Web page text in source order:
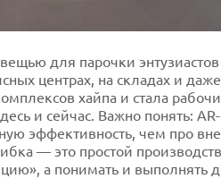
для парочки энтузиастов
центрах, на складах и
хайпа и стала
и сейчас. Важно понять:
эффективность, чем про
— это простой
а понимать и выполнять